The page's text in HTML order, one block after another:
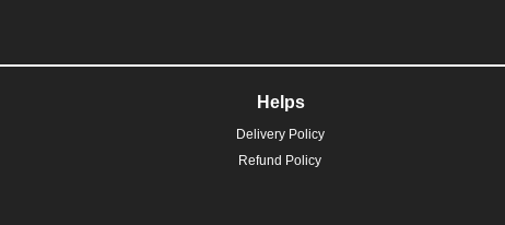
Helps
Delivery Policy
Refund Policy